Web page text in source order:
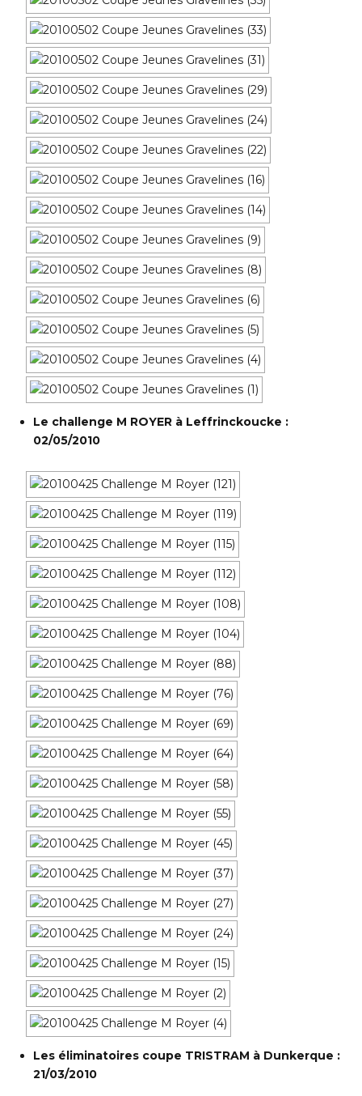
Le challenge M ROYER à Leffrinckoucke :
02/05/2010
Les éliminatoires coupe TRISTRAM à Dunkerque :
21/03/2010